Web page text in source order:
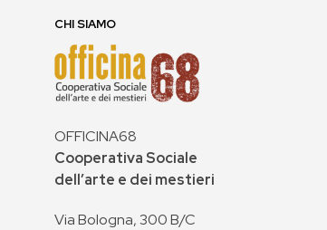
CHI SIAMO
OFFICINA68
Cooperativa Sociale
dell’arte e dei mestieri
Via Bologna, 300 B/C